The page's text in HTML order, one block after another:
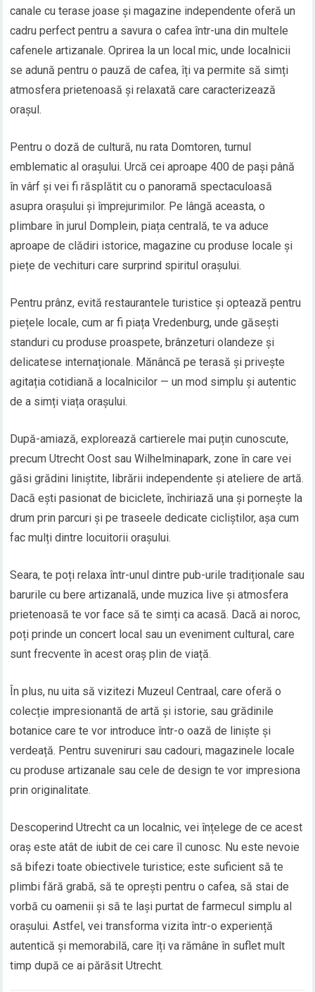
canale cu terase joase și magazine independente oferă un
cadru perfect pentru a savura o cafea într-una din multele
cafenele artizanale. Oprirea la un local mic, unde localnicii
se adună pentru o pauză de cafea, îți va permite să simți
atmosfera prietenoasă și relaxată care caracterizează
orașul.
Pentru o doză de cultură, nu rata Domtoren, turnul
emblematic al orașului. Urcă cei aproape 400 de pași până
în vârf și vei fi răsplătit cu o panoramă spectaculoasă
asupra orașului și împrejurimilor. Pe lângă aceasta, o
plimbare în jurul Domplein, piața centrală, te va aduce
aproape de clădiri istorice, magazine cu produse locale și
piețe de vechituri care surprind spiritul orașului.
Pentru prânz, evită restaurantele turistice și optează pentru
piețele locale, cum ar fi piața Vredenburg, unde găsești
standuri cu produse proaspete, brânzeturi olandeze și
delicatese internaționale. Mănâncă pe terasă și privește
agitația cotidiană a localnicilor — un mod simplu și autentic
de a simți viața orașului.
După-amiază, explorează cartierele mai puțin cunoscute,
precum Utrecht Oost sau Wilhelminapark, zone în care vei
găsi grădini liniștite, librării independente și ateliere de artă.
Dacă ești pasionat de biciclete, închiriază una și pornește la
drum prin parcuri și pe traseele dedicate cicliștilor, așa cum
fac mulți dintre locuitorii orașului.
Seara, te poți relaxa într-unul dintre pub-urile tradiționale sau
barurile cu bere artizanală, unde muzica live și atmosfera
prietenoasă te vor face să te simți ca acasă. Dacă ai noroc,
poți prinde un concert local sau un eveniment cultural, care
sunt frecvente în acest oraș plin de viață.
În plus, nu uita să vizitezi Muzeul Centraal, care oferă o
colecție impresionantă de artă și istorie, sau grădinile
botanice care te vor introduce într-o oază de liniște și
verdeață. Pentru suveniruri sau cadouri, magazinele locale
cu produse artizanale sau cele de design te vor impresiona
prin originalitate.
Descoperind Utrecht ca un localnic, vei înțelege de ce acest
oraș este atât de iubit de cei care îl cunosc. Nu este nevoie
să bifezi toate obiectivele turistice; este suficient să te
plimbi fără grabă, să te oprești pentru o cafea, să stai de
vorbă cu oamenii și să te lași purtat de farmecul simplu al
orașului. Astfel, vei transforma vizita într-o experiență
autentică și memorabilă, care îți va rămâne în suflet mult
timp după ce ai părăsit Utrecht.